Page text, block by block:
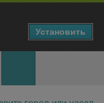
Установить